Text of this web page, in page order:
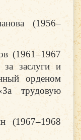
(1956–
(1961–1967
заслуги и
орденом
трудовую
(1967–1968